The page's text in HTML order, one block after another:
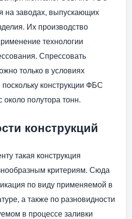
на заводах, выпускающих
Их производство
технологии
Спрессовать
только в условиях
поскольку конструкции ФБС
около полутора тонн.
конструкций
такая конструкция
критериям. Сюда
по виду применяемой в
а также по разновидности
в процессе заливки